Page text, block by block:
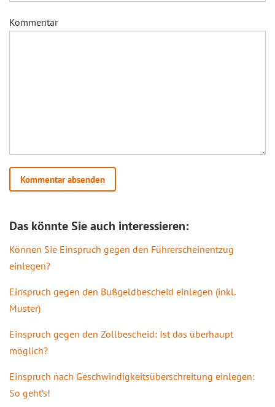
Kommentar
Das könnte Sie auch interessieren:
Können Sie Einspruch gegen den Führerscheinentzug
einlegen?
Einspruch gegen den Bußgeldbescheid einlegen (inkl.
Muster)
Einspruch gegen den Zollbescheid: Ist das überhaupt
möglich?
Einspruch nach Geschwindigkeitsüberschreitung einlegen:
So geht’s!